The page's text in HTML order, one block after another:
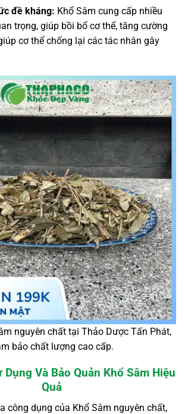
đề kháng: Khổ Sâm cung cấp nhiều
trọng, giúp bồi bổ cơ thể, tăng cường
cơ thể chống lại các tác nhân gây
nguyên chất tại Thảo Dược Tấn Phát,
bảo chất lượng cao cấp.
Dụng Và Bảo Quản Khổ Sâm Hiệu
Quả
công dụng của Khổ Sâm nguyên chất,